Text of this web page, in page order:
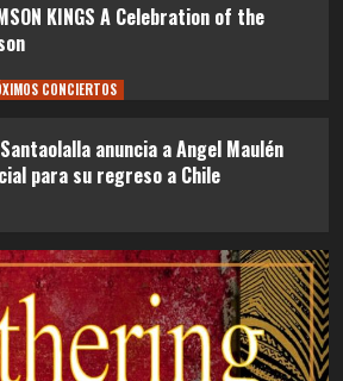
KINGS A Celebration of the
CONCIERTOS
Santaolalla anuncia a Angel Maulén
para su regreso a Chile